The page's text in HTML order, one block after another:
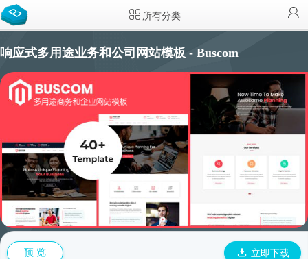
所有分类
响应式多用途业务和公司网站模板 - Buscom
预 览 立即下载